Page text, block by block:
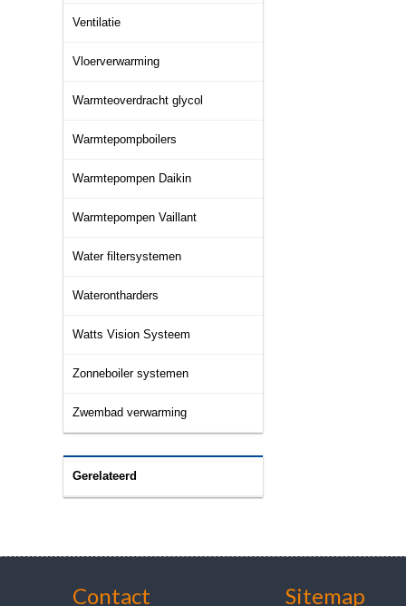
Ventilatie
Vloerverwarming
Warmteoverdracht glycol
Warmtepompboilers
Warmtepompen Daikin
Warmtepompen Vaillant
Water filtersystemen
Waterontharders
Watts Vision Systeem
Zonneboiler systemen
Zwembad verwarming
Gerelateerd
Contact Sitemap